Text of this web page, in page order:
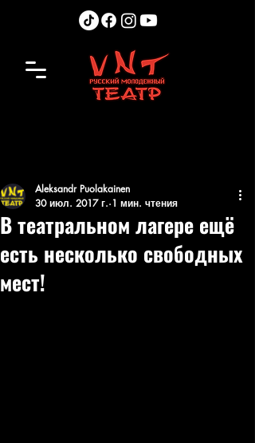
В театральном лагере ещё
есть несколько свободных
мест!
Aleksandr Puolakainen
30 июл. 2017 г. 1 мин. чтения